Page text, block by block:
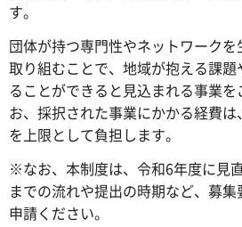
す。
団体が持つ専門性やネットワーク
取り組むことで、地域が抱える課題
ることができると見込まれる事業
お、採択された事業にかかる経費
を上限として負担します。
※なお、本制度は、令和6年度に見
までの流れや提出の時期など、募集
申請ください。